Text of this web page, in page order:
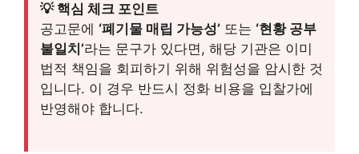
💡 핵심 체크 포인트
공고문에 ‘폐기물 매립 가능성’ 또는 ‘현황 공부
불일치’라는 문구가 있다면, 해당 기관은 이미
법적 책임을 회피하기 위해 위험성을 암시한 것
입니다. 이 경우 반드시 정화 비용을 입찰가에
반영해야 합니다.